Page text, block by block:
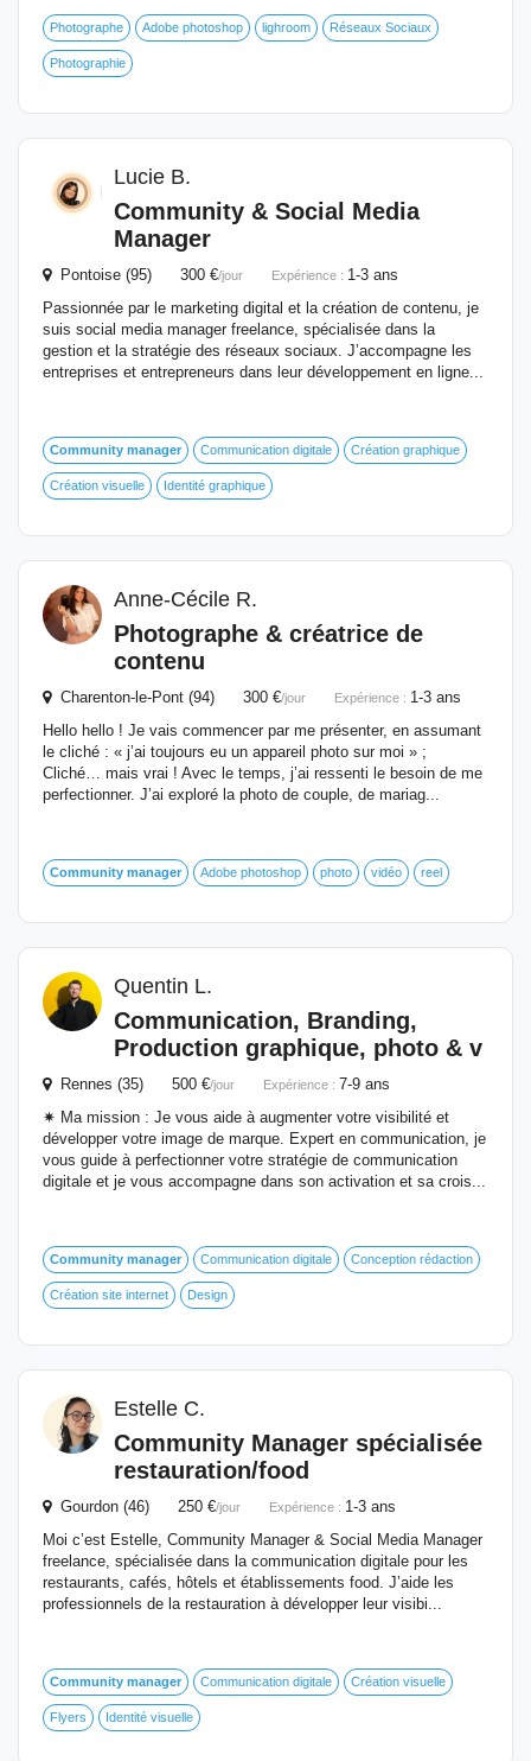
Photographe Adobe photoshop lighroom Réseaux Sociaux
Photographie
Lucie B.
Community & Social Media
Manager
Pontoise (95) 300 €/jour Expérience : 1-3 ans
Passionnée par le marketing digital et la création de contenu, je
suis social media manager freelance, spécialisée dans la
gestion et la stratégie des réseaux sociaux. J’accompagne les
entreprises et entrepreneurs dans leur développement en ligne...
Community manager Communication digitale Création graphique
Création visuelle Identité graphique
Anne-Cécile R.
Photographe & créatrice de
contenu
Charenton-le-Pont (94) 300 €/jour Expérience : 1-3 ans
Hello hello ! Je vais commencer par me présenter, en assumant
le cliché : « j’ai toujours eu un appareil photo sur moi » ;
Cliché… mais vrai ! Avec le temps, j’ai ressenti le besoin de me
perfectionner. J’ai exploré la photo de couple, de mariag...
Community manager Adobe photoshop photo vidéo reel
Quentin L.
Communication, Branding,
Production graphique, photo & v
Rennes (35) 500 €/jour Expérience : 7-9 ans
✷ Ma mission : Je vous aide à augmenter votre visibilité et
développer votre image de marque. Expert en communication, je
vous guide à perfectionner votre stratégie de communication
digitale et je vous accompagne dans son activation et sa crois...
Community manager Communication digitale Conception rédaction
Création site internet Design
Estelle C.
Community Manager spécialisée
restauration/food
Gourdon (46) 250 €/jour Expérience : 1-3 ans
Moi c’est Estelle, Community Manager & Social Media Manager
freelance, spécialisée dans la communication digitale pour les
restaurants, cafés, hôtels et établissements food. J’aide les
professionnels de la restauration à développer leur visibi...
Community manager Communication digitale Création visuelle
Flyers Identité visuelle